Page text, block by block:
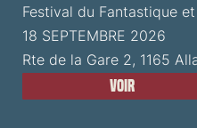
Festival du Fantastique
18 SEPTEMBRE 2026
Rte de la Gare 2, 1165
Voir